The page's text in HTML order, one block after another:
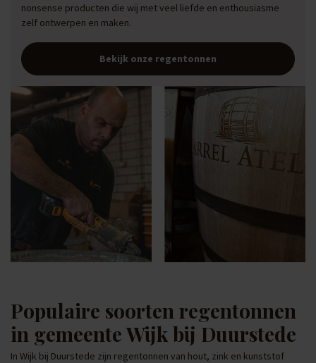
nonsense producten die wij met veel liefde en enthousiasme
zelf ontwerpen en maken.
Bekijk onze regentonnen
Populaire soorten regentonnen
in gemeente Wijk bij Duurstede
In Wijk bij Duurstede zijn regentonnen van hout, zink en kunststof